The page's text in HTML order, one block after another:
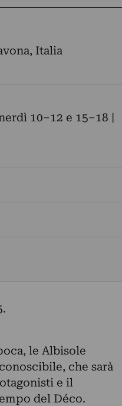
Italia
10–12 e 15–18 |
le Albisole
che sarà
e il
del Déco.